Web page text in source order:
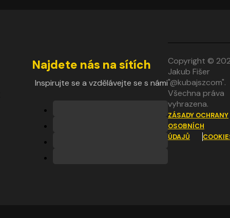
Najdete nás na sítích
Inspirujte se a vzdělávejte se s námi
Copyright ©
Jakub Fišer
"@kubajszcom".
Všechna práva
vyhrazena.
ZÁSADY OCHRANY
OSOBNÍCH
ÚDAJŮ